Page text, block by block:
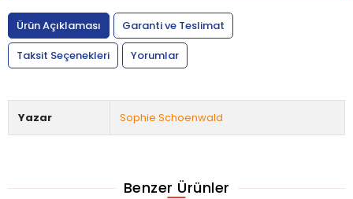
Ürün Açıklaması
Garanti ve Teslimat
Taksit Seçenekleri
Yorumlar
Yazar Sophie Schoenwald
Benzer Ürünler